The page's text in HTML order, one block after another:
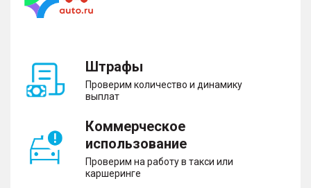
Штрафы
Проверим количество и динамику
выплат
Коммерческое
использование
Проверим на работу в такси или
каршеринге